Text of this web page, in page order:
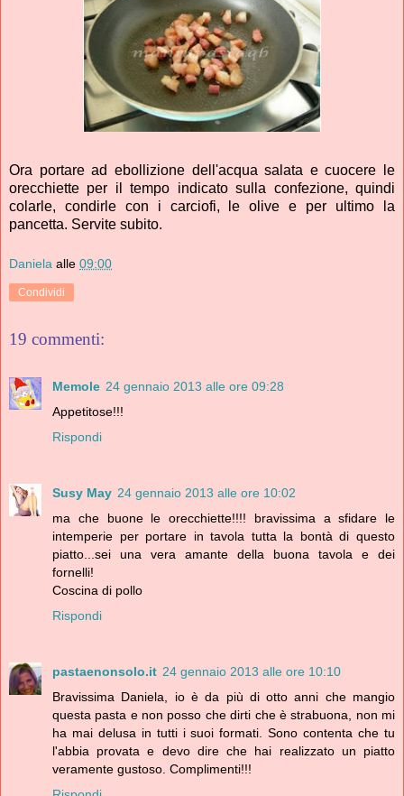
Ora portare ad ebollizione dell'acqua salata e cuocere le
orecchiette per il tempo indicato sulla confezione, quindi
colarle, condirle con i carciofi, le olive e per ultimo la
pancetta. Servite subito.
Daniela alle 09:00
Condividi
19 commenti:
Memole 24 gennaio 2013 alle ore 09:28
Appetitose!!!
Rispondi
Susy May 24 gennaio 2013 alle ore 10:02
ma che buone le orecchiette!!!! bravissima a sfidare le
intemperie per portare in tavola tutta la bontà di questo
piatto...sei una vera amante della buona tavola e dei
fornelli!
Coscina di pollo
Rispondi
pastaenonsolo.it 24 gennaio 2013 alle ore 10:10
Bravissima Daniela, io è da più di otto anni che mangio
questa pasta e non posso che dirti che è strabuona, non mi
ha mai delusa in tutti i suoi formati. Sono contenta che tu
l'abbia provata e devo dire che hai realizzato un piatto
veramente gustoso. Complimenti!!!